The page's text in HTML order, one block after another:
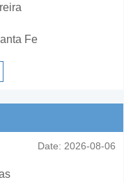
Fe
Date: 2026-08-06